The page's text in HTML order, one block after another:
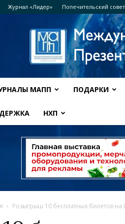
Журнал «Лидер» Попечительский
МАПП ПОДАРКИ
НХП
Розыгрыш 10 бесплатных билетов